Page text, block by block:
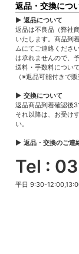
返品・交換につ
▶ 返品について
返品は不良品（弊社
いたします。商品到
ムにてご連絡くださ
は承れませんので、
送料・手数料につい
（※返品可能付きで
▶ 交換について
返品商品到着確認後
それ以降は、お受け
い。
▶ 返品・交換のご連
Tel :
平日 9:30-